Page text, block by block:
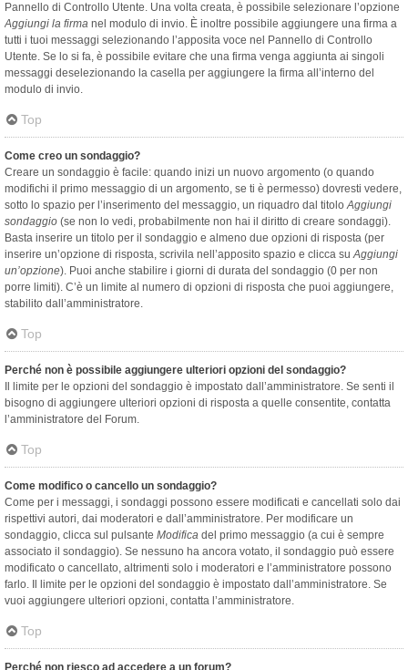
Pannello di Controllo Utente. Una volta creata, è possibile selezionare l’opzione
Aggiungi la firma nel modulo di invio. È inoltre possibile aggiungere una firma a
tutti i tuoi messaggi selezionando l’apposita voce nel Pannello di Controllo
Utente. Se lo si fa, è possibile evitare che una firma venga aggiunta ai singoli
messaggi deselezionando la casella per aggiungere la firma all’interno del
modulo di invio.
Top
Come creo un sondaggio?
Creare un sondaggio è facile: quando inizi un nuovo argomento (o quando
modifichi il primo messaggio di un argomento, se ti è permesso) dovresti vedere,
sotto lo spazio per l’inserimento del messaggio, un riquadro dal titoloAggiungi
sondaggio (se non lo vedi, probabilmente non hai il diritto di creare sondaggi).
Basta inserire un titolo per il sondaggio e almeno due opzioni di risposta (per
inserire un’opzione di risposta, scrivila nell’apposito spazio e clicca suAggiungi
un’opzione). Puoi anche stabilire i giorni di durata del sondaggio (0 per non
porre limiti). C’è un limite al numero di opzioni di risposta che puoi aggiungere,
stabilito dall’amministratore.
Top
Perché non è possibile aggiungere ulteriori opzioni del sondaggio?
Il limite per le opzioni del sondaggio è impostato dall’amministratore. Se senti il
bisogno di aggiungere ulteriori opzioni di risposta a quelle consentite, contatta
l’amministratore del Forum.
Top
Come modifico o cancello un sondaggio?
Come per i messaggi, i sondaggi possono essere modificati e cancellati solo dai
rispettivi autori, dai moderatori e dall’amministratore. Per modificare un
sondaggio, clicca sul pulsante Modifica del primo messaggio (a cui è sempre
associato il sondaggio). Se nessuno ha ancora votato, il sondaggio può essere
modificato o cancellato, altrimenti solo i moderatori e l’amministratore possono
farlo. Il limite per le opzioni del sondaggio è impostato dall’amministratore. Se
vuoi aggiungere ulteriori opzioni, contatta l’amministratore.
Top
Perché non riesco ad accedere a un forum?